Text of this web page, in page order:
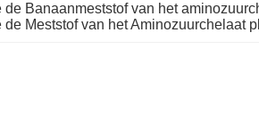
de Banaanmeststof van het
de Meststof van het Aminozuurchelaat